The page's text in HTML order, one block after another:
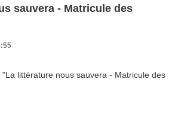
sauvera - Matricule des